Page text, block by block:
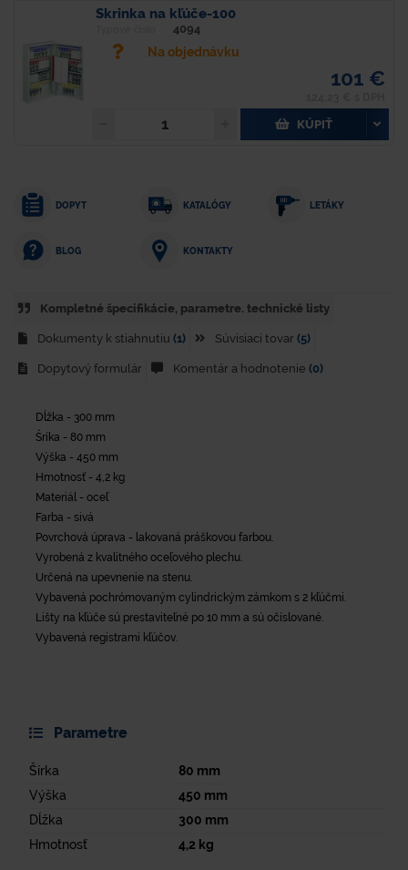
Skrinka na kľúče-100
4094
Na objednávku
101 €
KÚPIŤ
DOPYT KATALÓGY LETÁKY
BLOG KONTAKTY
Kompletné špecifikácie, parametre. technické listy
Dokumenty k stiahnutiu (1) Súvisiaci tovar (5)
Dopytový formulár Komentár a hodnotenie (0)
Dĺžka - 300 mm
Šríka - 80 mm
Výška - 450 mm
Hmotnosť - 4,2 kg
Materiál - oceľ
Farba - sivá
Povrchová úprava - lakovaná práškovou farbou.
Vyrobená z kvalitného oceľového plechu.
Určená na upevnenie na stenu.
Vybavená pochrómovaným cylindrickým zámkom s 2 kľúčmi.
Lišty na kľúče sú prestaviteľné po 10 mm a sú očíslované.
Vybavená registrami kľúčov.
Parametre
Šírka 80 mm
Výška
450 mm
Dĺžka
300 mm
Hmotnosť
4,2 kg